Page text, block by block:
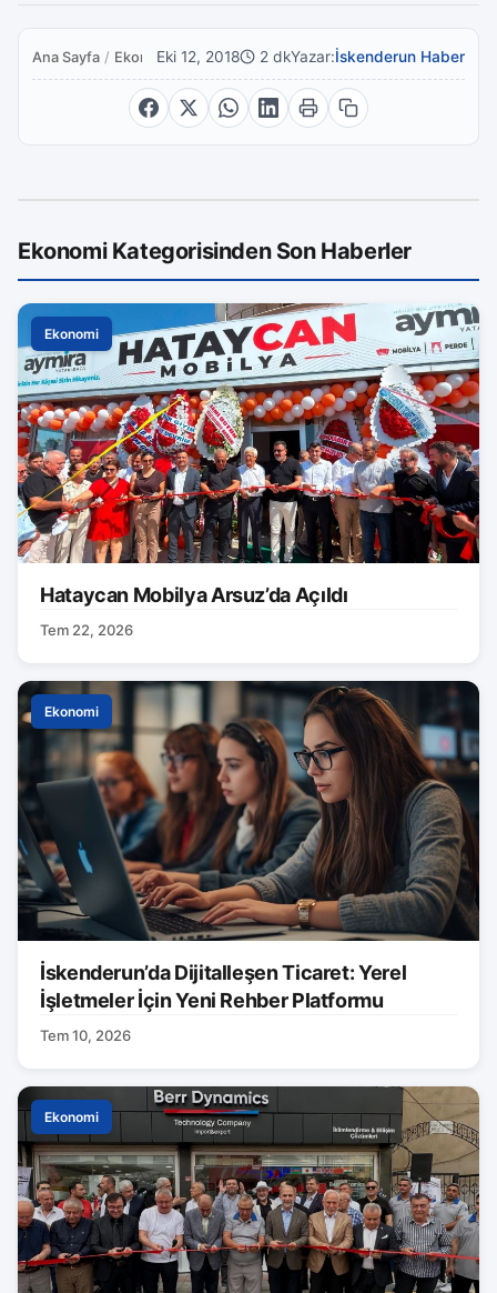
Ana Sayfa / EkonomiEki 12, 2018 2 dkYazar:İskenderun Haber
Ekonomi Kategorisinden Son Haberler
Ekonomi
Hataycan Mobilya Arsuz’da Açıldı
Tem 22, 2026
Ekonomi
İskenderun’da Dijitalleşen Ticaret: Yerel
İşletmeler İçin Yeni Rehber Platformu
Tem 10, 2026
Ekonomi